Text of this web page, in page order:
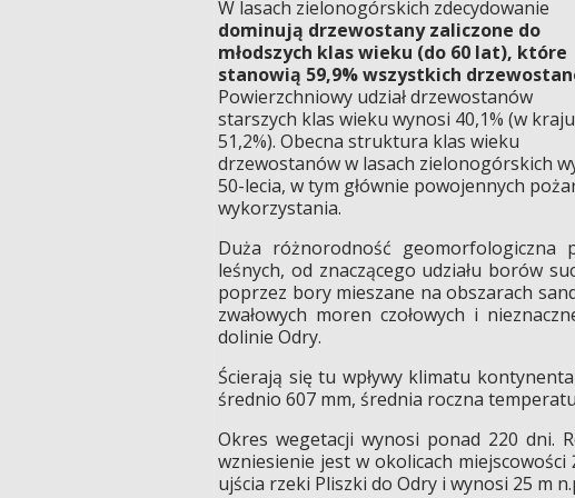
W lasach zielonogórskich zdecydowanie
dominują drzewostany zaliczone do
młodszych klas wieku (do 60 lat), które
stanowią 59,9% wszystkich
Powierzchniowy udział drzewostanów
starszych klas wieku wynosi 40,1% (w kraju
51,2%). Obecna struktura klas wieku
drzewostanów w lasach zielonogórskich
50-lecia, w tym głównie powojennych
wykorzystania.
Duża różnorodność geomorfologiczna
leśnych, od znaczącego udziału borów
poprzez bory mieszane na obszarach
zwałowych moren czołowych i
dolinie Odry.
Ścierają się tu wpływy klimatu
średnio 607 mm, średnia roczna
Okres wegetacji wynosi ponad 220 dni.
wzniesienie jest w okolicach
ujścia rzeki Pliszki do Odry i wynosi 25 m